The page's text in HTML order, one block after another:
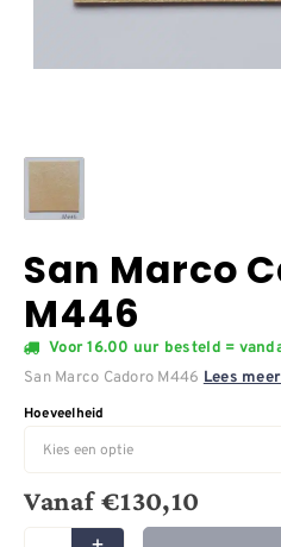
San Marco
M446
Voor 16.00 uur besteld =
San Marco Cadoro M446 Lees meer
Hoeveelheid
Vanaf€130,10